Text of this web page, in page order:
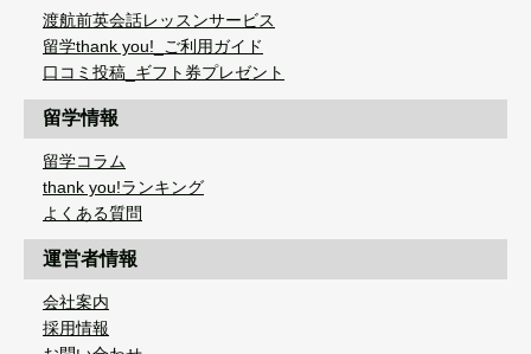
渡航前英会話レッスンサービス
留学thank you!_ご利用ガイド
口コミ投稿_ギフト券プレゼント
留学情報
留学コラム
thank you!ランキング
よくある質問
運営者情報
会社案内
採用情報